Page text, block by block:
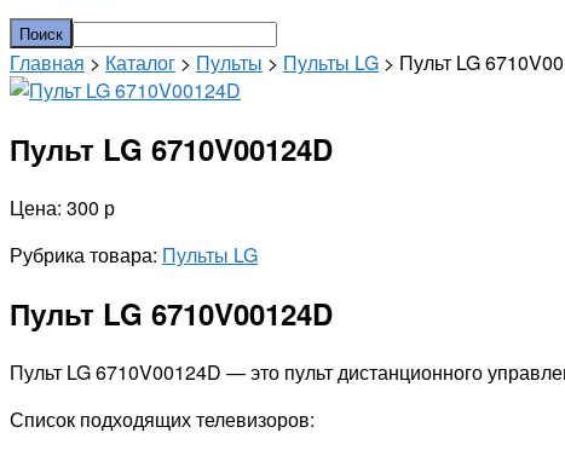
Главная > Каталог > Пульты > Пульты LG > Пульт LG
Пульт LG 6710V00124D
Цена: 300 р
Рубрика товара: Пульты LG
Пульт LG 6710V00124D
Пульт LG 6710V00124D — это пульт дистанционного
Список подходящих телевизоров: